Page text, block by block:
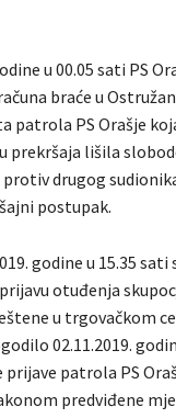
u 00.05 sati PS
braće u
patrola PS Orašje
prekršaja lišila
protiv drugog
postupak.
godine u 15.35 sati
otuđenja
u trgovačkom
02.11.2019.
patrola PS
predviđene